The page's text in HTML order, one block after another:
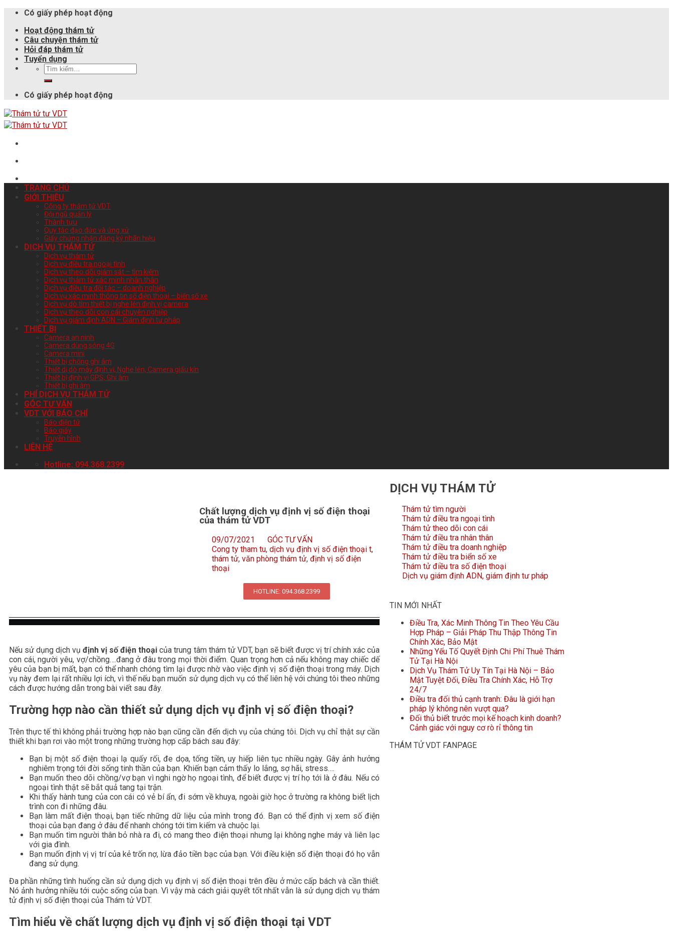
Có giấy phép hoạt động
Hoạt động thám tử
Câu chuyện thám tử
Hỏi đáp thám tử
Tuyển dụng
Có giấy phép hoạt động
TRANG CHỦ
GIỚI THIỆU
Công ty thám tử VDT
Đội ngũ quản lý
Thành tựu
Quy tắc đạo đức và ứng xử
Giấy chứng nhận đăng ký nhãn hiệu
DỊCH VỤ THÁM TỬ
Dịch vụ thám tử
Dịch vụ điều tra ngoại tình
Dịch vụ theo dõi giám sát – tìm kiếm
Dịch vụ thám tử xác minh nhân thân
Dịch vụ điều tra đối tác – doanh nghiệp
Dịch vụ xác minh thông tin số điện thoại – biển số xe
Dịch vụ dò tìm thiết bị nghe lén định vị camera
Dịch vụ theo dõi con cái chuyên nghiệp
Dịch vụ giám định ADN – Giám định tư pháp
THIẾT BỊ
Camera an ninh
Camera dùng sóng 4G
Camera mini
Thiết bị chống ghi âm
Thiết dị dò máy định vị, Nghe lén, Camera giấu kín
Thiết bị định vị GPS, Ghi âm
Thiết bị ghi âm
PHÍ DỊCH VỤ THÁM TỬ
GÓC TƯ VẤN
VDT VỚI BÁO CHÍ
Báo điện tử
Báo giấy
Truyền hình
LIÊN HỆ
Hotline: 094.368.2399
Chất lượng dịch vụ định vị số điện thoại
của thám tử VDT
09/07/2021
GÓC TƯ VẤN
Cong ty tham tu, dịch vụ định vị số điện thoại t,
thám tử, văn phòng thám tử, định vị số điện
thoại
HOTLINE: 094.368.2399
Nếu sử dụng dịch vụđịnh vị số điện thoại của trung tâm thám tử VDT, bạn sẽ biết được vị trí chính xác của
con cái, người yêu, vợ/chồng….đang ở đâu trong mọi thời điểm. Quan trọng hơn cả nếu không may chiếc dế
yêu của bạn bị mất, bạn có thể nhanh chóng tìm lại được nhờ vào việc định vị số điện thoại trong máy. Dịch
vụ này đem lại rất nhiều lợi ích, vì thế nếu bạn muốn sử dụng dịch vụ có thể liên hệ với chúng tôi theo những
cách được hướng dẫn trong bài viết sau đây.
Trường hợp nào cần thiết sử dụng dịch vụ định vị số điện thoại?
Trên thực tế thì không phải trường hợp nào bạn cũng cần đến dịch vụ của chúng tôi. Dịch vụ chỉ thật sự cần
thiết khi bạn rơi vào một trong những trường hợp cấp bách sau đây:
Bạn bị một số điện thoại lạ quấy rối, đe dọa, tống tiền, uy hiếp liên tục nhiều ngày. Gây ảnh hưởng
nghiêm trọng tới đời sống tinh thần của bạn. Khiến bạn cảm thấy lo lắng, sợ hãi, stress….
Bạn muốn theo dõi chồng/vợ bạn vì nghi ngờ họ ngoại tình, để biết được vị trí họ tới là ở đâu. Nếu có
ngoại tình thật sẽ bắt quả tang tại trận.
Khi thấy hành tung của con cái có vẻ bí ẩn, đi sớm về khuya, ngoài giờ học ở trường ra không biết lịch
trình con đi những đâu.
Bạn làm mất điện thoại, bạn tiếc những dữ liệu của mình trong đó. Bạn có thể định vị xem số điện
thoại của bạn đang ở đâu để nhanh chóng tới tìm kiếm và chuộc lại.
Bạn muốn tìm người thân bỏ nhà ra đi, có mang theo điện thoại nhưng lại không nghe máy và liên lạc
với gia đình.
Bạn muốn định vị vị trí của kẻ trốn nợ, lừa đảo tiền bạc của bạn. Với điều kiện số điện thoại đó họ vẫn
đang sử dụng.
Đa phần những tình huống cần sử dụng dịch vụ định vị số điện thoại trên đều ở mức cấp bách và cần thiết.
Nó ảnh hưởng nhiều tới cuộc sống của bạn. Vì vậy mà cách giải quyết tốt nhất vẫn là sử dụng dịch vụ thám
tử định vị số điện thoại của Thám tử VDT.
Tìm hiểu về chất lượng dịch vụ định vị số điện thoại tại VDT
DỊCH VỤ THÁM TỬ
Thám tử tìm người
Thám tử điều tra ngoại tình
Thám tử theo dõi con cái
Thám tử điều tra nhân thân
Thám tử điều tra doanh nghiệp
Thám tử điều tra biển số xe
Thám tử điều tra số điện thoại
Dịch vụ giám định ADN, giám định tư pháp
TIN MỚI NHẤT
Điều Tra, Xác Minh Thông Tin Theo Yêu Cầu
Hợp Pháp – Giải Pháp Thu Thập Thông Tin
Chính Xác, Bảo Mật
Những Yếu Tố Quyết Định Chi Phí Thuê Thám
Tử Tại Hà Nội
Dịch Vụ Thám Tử Uy Tín Tại Hà Nội – Bảo
Mật Tuyệt Đối, Điều Tra Chính Xác, Hỗ Trợ
24/7
Điều tra đối thủ cạnh tranh: Đâu là giới hạn
pháp lý không nên vượt qua?
Đối thủ biết trước mọi kế hoạch kinh doanh?
Cảnh giác với nguy cơ rò rỉ thông tin
THÁM TỬ VDT FANPAGE